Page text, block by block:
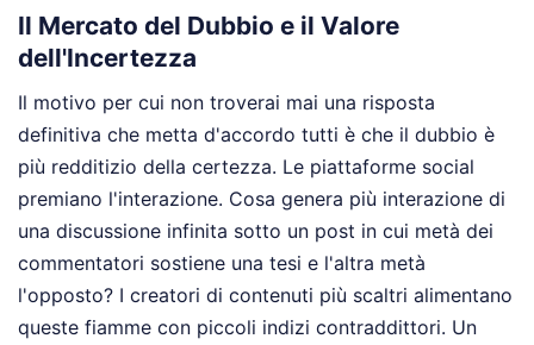
Il Mercato del Dubbio e il Valore
dell'Incertezza
Il motivo per cui non troverai mai una risposta
definitiva che metta d'accordo tutti è che il dubbio è
più redditizio della certezza. Le piattaforme social
premiano l'interazione. Cosa genera più interazione di
una discussione infinita sotto un post in cui metà dei
commentatori sostiene una tesi e l'altra metà
l'opposto? I creatori di contenuti più scaltri alimentano
queste fiamme con piccoli indizi contraddittori. Un